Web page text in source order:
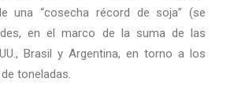
una “cosecha récord de soja” (se
en el marco de la suma de las
Brasil y Argentina, en torno a los
toneladas.